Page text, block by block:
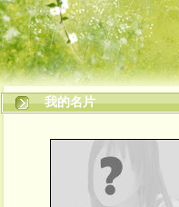
我的名片